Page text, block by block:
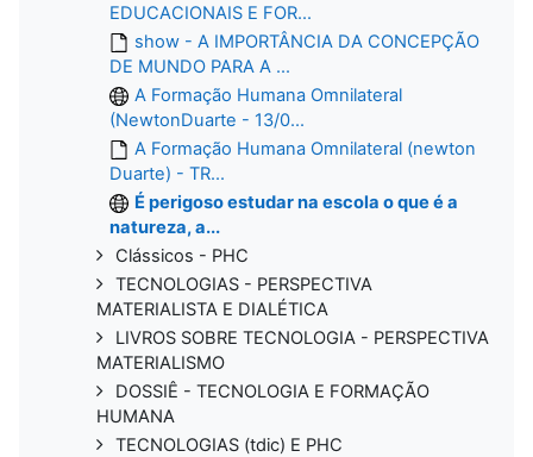
EDUCACIONAIS E FOR...
show - A IMPORTÂNCIA DA CONCEPÇÃO
DE MUNDO PARA A ...
A Formação Humana Omnilateral
(NewtonDuarte - 13/0...
A Formação Humana Omnilateral (newton
Duarte) - TR...
É perigoso estudar na escola o que é a
natureza, a...
Clássicos - PHC
TECNOLOGIAS - PERSPECTIVA
MATERIALISTA E DIALÉTICA
LIVROS SOBRE TECNOLOGIA - PERSPECTIVA
MATERIALISMO
DOSSIÊ - TECNOLOGIA E FORMAÇÃO
HUMANA
TECNOLOGIAS (tdic) E PHC